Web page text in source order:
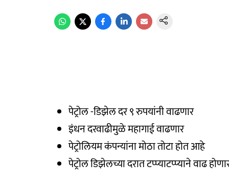
पेट्रोल -डिझेल दर ९ रुपयांनी वाढणार
इंधन दरवाढीमुळे महागाई वाढणार
पेट्रोलियम कंपन्यांना मोठा तोटा होत आहे
पेट्रोल डिझेलच्या दरात टप्प्याटप्प्याने वाढ